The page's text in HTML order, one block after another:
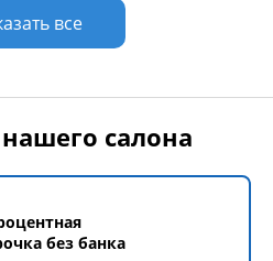
все
салона
без банка